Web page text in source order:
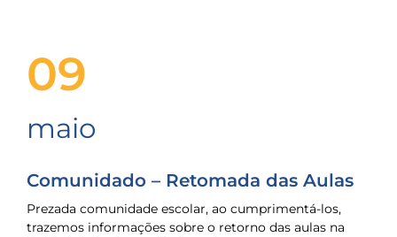
09
maio
Comunidado – Retomada das Aulas
Prezada comunidade escolar, ao cumprimentá-los,
trazemos informações sobre o retorno das aulas na